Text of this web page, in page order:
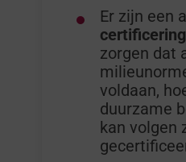
Er zijn een
zorgen dat
voldaan,
duurzame
kan volgen